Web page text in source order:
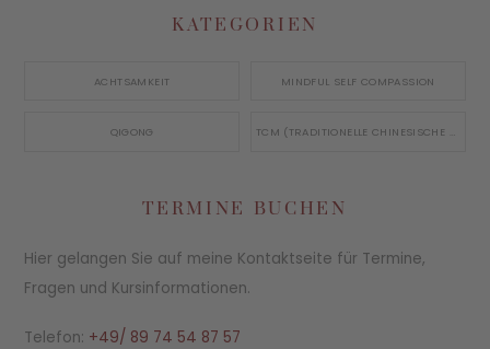
KATEGORIEN
ACHTSAMKEIT MINDFUL SELF COMPASSION
QIGONG TCM (TRADITIONELLE CHINESISCHE MEDIZIN)
TERMINE BUCHEN
Hier gelangen Sie auf meine Kontaktseite für Termine,
Fragen und Kursinformationen.
Telefon: +49/ 89 74 54 87 57